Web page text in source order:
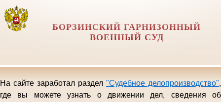
БОРЗИНСКИЙ ГАРНИЗОННЫЙ
ВОЕННЫЙ СУД
На сайте заработал раздел "Судебное делопроизводство",
где вы можете узнать о движении дел, сведения об